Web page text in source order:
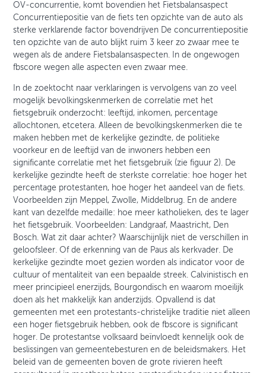
OV-concurrentie, komt bovendien het Fietsbalansaspect
Concurrentiepositie van de fiets ten opzichte van de auto als
sterke verklarende factor bovendrijven De concurrentiepositie
ten opzichte van de auto blijkt ruim 3 keer zo zwaar mee te
wegen als de andere Fietsbalansaspecten. In de ongewogen
fbscore wegen alle aspecten even zwaar mee.
In de zoektocht naar verklaringen is vervolgens van zo veel
mogelijk bevolkingskenmerken de correlatie met het
fietsgebruik onderzocht: leeftijd, inkomen, percentage
allochtonen, etcetera. Alleen de bevolkingskenmerken die te
maken hebben met de kerkelijke gezindte, de politieke
voorkeur en de leeftijd van de inwoners hebben een
significante correlatie met het fietsgebruik (zie figuur 2). De
kerkelijke gezindte heeft de sterkste correlatie: hoe hoger het
percentage protestanten, hoe hoger het aandeel van de fiets.
Voorbeelden zijn Meppel, Zwolle, Middelbrug. En de andere
kant van dezelfde medaille: hoe meer katholieken, des te lager
het fietsgebruik. Voorbeelden: Landgraaf, Maastricht, Den
Bosch. Wat zit daar achter? Waarschijnlijk niet de verschillen in
geloofsleer. Of de erkenning van de Paus als kerkvader. De
kerkelijke gezindte moet gezien worden als indicator voor de
cultuur of mentaliteit van een bepaalde streek. Calvinistisch en
meer principieel enerzijds, Bourgondisch en waarom moeilijk
doen als het makkelijk kan anderzijds. Opvallend is dat
gemeenten met een protestants-christelijke traditie niet alleen
een hoger fietsgebruik hebben, ook de fbscore is significant
hoger. De protestantse volksaard beïnvloedt kennelijk ook de
beslissingen van gemeentebesturen en de beleidsmakers. Het
beleid van de gemeenten boven de grote rivieren heeft